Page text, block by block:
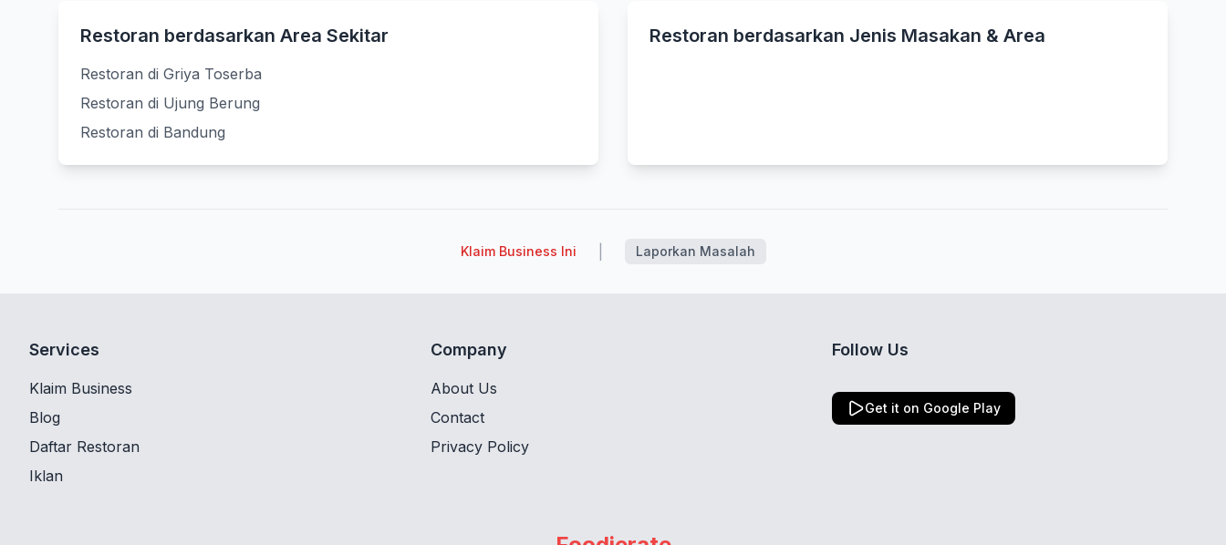
Restoran berdasarkan Area Sekitar
Restoran di Griya Toserba
Restoran di Ujung Berung
Restoran di Bandung
Restoran berdasarkan Jenis Masakan & Area
Klaim Business Ini Laporkan Masalah
Services
Klaim Business
Blog
Daftar Restoran
Iklan
Company
About Us
Contact
Privacy Policy
Follow Us
Get it on Google Play